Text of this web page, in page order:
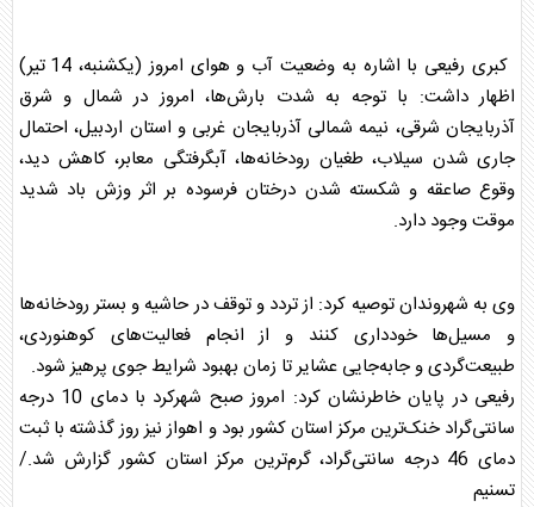
کبری رفیعی با اشاره به وضعیت آب و هوای امروز (یکشنبه، 14 تیر)
اظهار داشت: با توجه به شدت بارش‌ها، امروز در شمال و شرق
آذربایجان شرقی، نیمه شمالی آذربایجان غربی و استان اردبیل، احتمال
جاری شدن سیلاب، طغیان رودخانه‌ها، آبگرفتگی معابر، کاهش دید،
وقوع صاعقه و شکسته شدن درختان فرسوده بر اثر وزش باد شدید
موقت وجود دارد.
وی به شهروندان توصیه کرد: از تردد و توقف در حاشیه و بستر رودخانه‌ها
و مسیل‌ها خودداری کنند و از انجام فعالیت‌های کوهنوردی،
طبیعت‌گردی و جابه‌جایی عشایر تا زمان بهبود شرایط جوی پرهیز شود.
رفیعی در پایان خاطرنشان کرد: امروز صبح شهرکرد با دمای 10 درجه
سانتی‌گراد خنک‌ترین مرکز استان کشور بود و اهواز نیز روز گذشته با ثبت
دمای 46 درجه سانتی‌گراد، گرم‌ترین مرکز استان کشور گزارش شد./
تسنیم